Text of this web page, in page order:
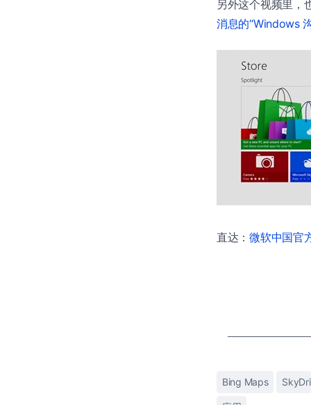
另外这个视频里，
消息的“Windows
直达：微软中国官
Bing Maps